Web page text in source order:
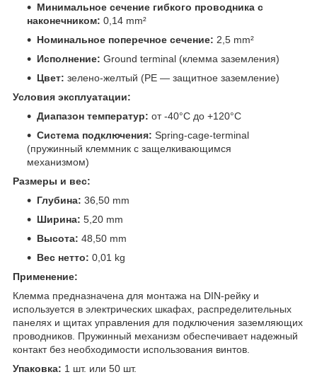
Минимальное сечение гибкого проводника с
наконечником: 0,14 mm²
Номинальное поперечное сечение: 2,5 mm²
Исполнение: Ground terminal (клемма заземления)
Цвет: зелено-желтый (PE — защитное заземление)
Условия эксплуатации:
Диапазон температур: от -40°C до +120°C
Система подключения: Spring-cage-terminal
(пружинный клеммник с защелкивающимся
механизмом)
Размеры и вес:
Глубина: 36,50 mm
Ширина: 5,20 mm
Высота: 48,50 mm
Вес нетто: 0,01 kg
Применение:
Клемма предназначена для монтажа на DIN-рейку и
используется в электрических шкафах, распределительных
панелях и щитах управления для подключения заземляющих
проводников. Пружинный механизм обеспечивает надежный
контакт без необходимости использования винтов.
Упаковка: 1 шт. или 50 шт.